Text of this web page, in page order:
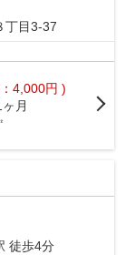
丁目3-37
4,000円 )
ヶ月
徒歩4分